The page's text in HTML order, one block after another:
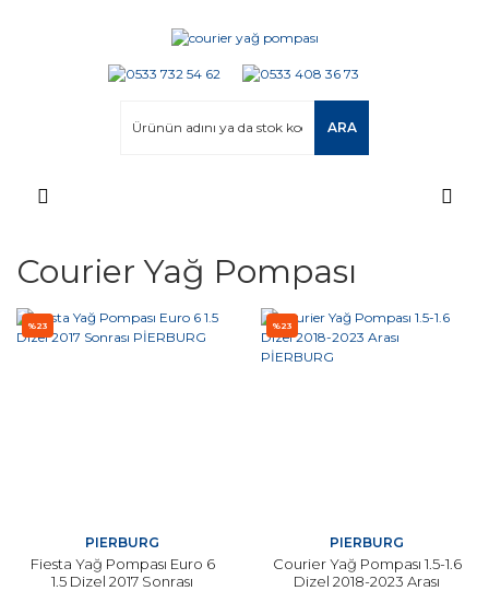
ARA
Courier Yağ Pompası
%23
PIERBURG
Fiesta Yağ Pompası Euro 6
1.5 Dizel 2017 Sonrası
%23
PIERBURG
Courier Yağ Pompası 1.5-1.6
Dizel 2018-2023 Arası